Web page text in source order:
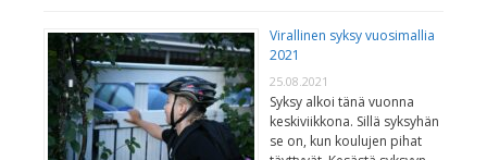
Virallinen syksy vuosimallia
2021
25.08.2021
Syksy alkoi tänä vuonna
keskiviikkona. Sillä syksyhän
se on, kun koulujen pihat